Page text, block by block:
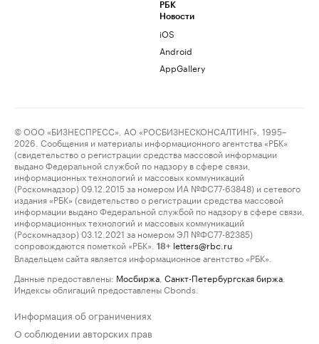
РБК
Новости
iOS
Android
AppGallery
© ООО «БИЗНЕСПРЕСС», АО «РОСБИЗНЕСКОНСАЛТИНГ», 1995–
2026. Сообщения и материалы информационного агентства «РБК»
(свидетельство о регистрации средства массовой информации
выдано Федеральной службой по надзору в сфере связи,
информационных технологий и массовых коммуникаций
(Роскомнадзор) 09.12.2015 за номером ИА №ФС77-63848) и сетевого
издания «РБК» (свидетельство о регистрации средства массовой
информации выдано Федеральной службой по надзору в сфере связи,
информационных технологий и массовых коммуникаций
(Роскомнадзор) 03.12.2021 за номером ЭЛ №ФС77-82385)
сопровождаются пометкой «РБК».
18+ letters@rbc.ru
Владельцем сайта является информационное агентство «РБК».
Данные предоставлены: Мосбиржа Санкт-Петербургская биржа
Индексы облигаций предоставлены Cbonds.
Информация об ограничениях
О соблюдении авторских прав